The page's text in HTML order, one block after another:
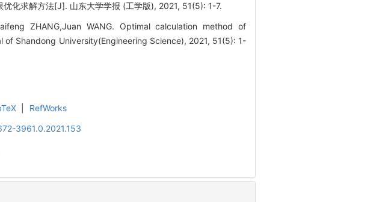
化求解方法[J]. 山东大学学报 (工学版), 2021, 51(5): 1-7.
ZHANG,Juan WANG. Optimal calculation method of
Shandong University(Engineering Science), 2021, 51(5): 1-
RefWorks
3961.0.2021.153